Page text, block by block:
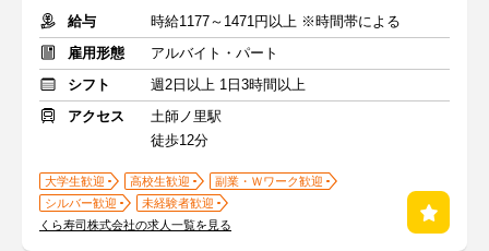
給与
時給1177～1471円以上 ※時間帯による
雇用形態
アルバイト・パート
シフト
週2日以上 1日3時間以上
アクセス
土師ノ里駅
徒歩12分
大学生歓迎 高校生歓迎
副業・Ｗワーク歓迎
シルバー歓迎
未経験者歓迎
くら寿司株式会社の求人一覧を見る